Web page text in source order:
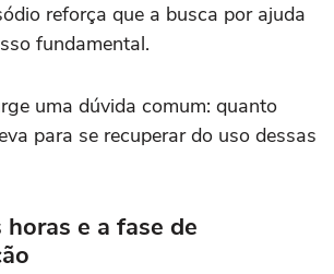
reforça que a busca por ajuda
fundamental.
uma dúvida comum: quanto
para se recuperar do uso dessas
e a fase de